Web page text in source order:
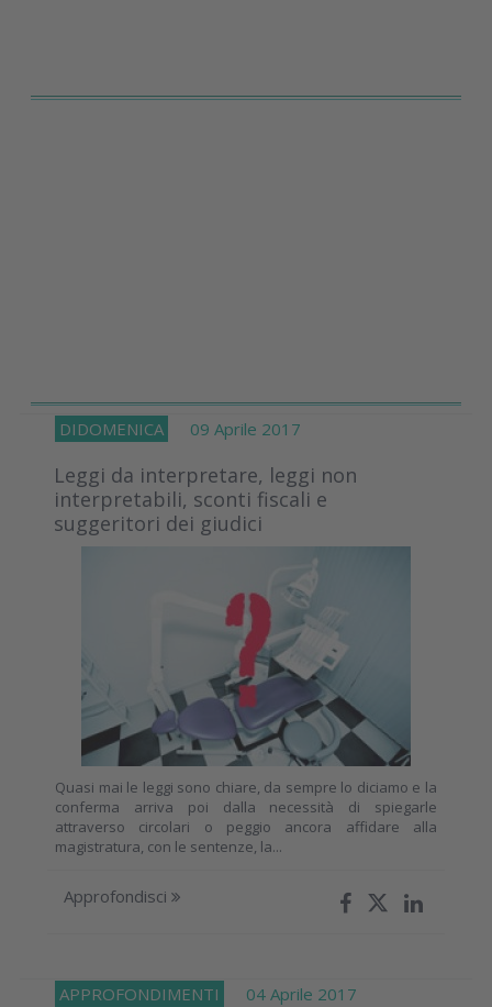
DIDOMENICA 09 Aprile 2017
Leggi da interpretare, leggi non
interpretabili, sconti fiscali e
suggeritori dei giudici
Quasi mai le leggi sono chiare, da sempre lo diciamo e la
conferma arriva poi dalla necessità di spiegarle
attraverso circolari o peggio ancora affidare alla
magistratura, con le sentenze, la...
Approfondisci
APPROFONDIMENTI 04 Aprile 2017